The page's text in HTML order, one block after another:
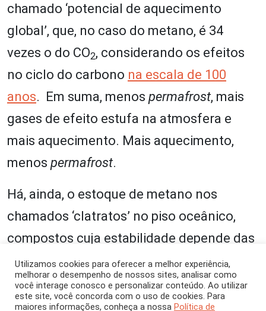
chamado ‘potencial de aquecimento
global’, que, no caso do metano, é 34
vezes o do CO2, considerando os efeitos
no ciclo do carbono na escala de 100
anos. Em suma, menos permafrost, mais
gases de efeito estufa na atmosfera e
mais aquecimento. Mais aquecimento,
menos permafrost.
Há, ainda, o estoque de metano nos
chamados ‘clatratos’ no piso oceânico,
compostos cuja estabilidade depende das
altas pressões e baixas temperaturas, mas
embora o disparo da retroalimentação
climática a eles associada não pareça
Utilizamos cookies para oferecer a melhor experiência,
melhorar o desempenho de nossos sites, analisar como
você interage conosco e personalizar conteúdo. Ao utilizar
este site, você concorda com o uso de cookies. Para
maiores informações, conheça a nossa Política de